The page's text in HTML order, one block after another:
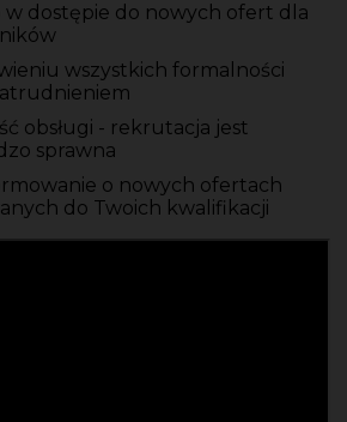
w dostępie do nowych ofert dla
wszystkich formalności
obsługi - rekrutacja jest
sprawna
o nowych ofertach
do Twoich kwalifikacji